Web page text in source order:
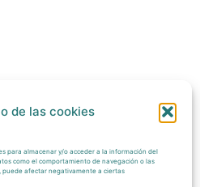
de las cookies
para almacenar y/o acceder a la información del
como el comportamiento de navegación o las
afectar negativamente a ciertas